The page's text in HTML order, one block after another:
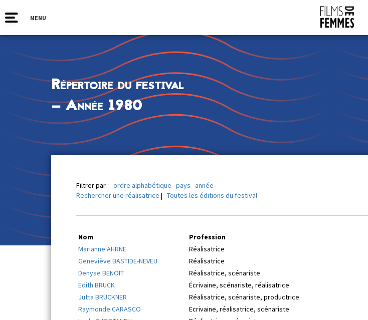
MENU
Répertoire du festival
— Année 1980
Filtrer par : ordre alphabétique pays année
Rechercher une réalisatrice | Toutes les éditions du festival
Nom Profession
Marianne AHRNE
Réalisatrice
Geneviève BASTIDE-NEVEU
Réalisatrice
Denyse BENOIT
Réalisatrice, scénariste
Edith BRUCK
Écrivaine, scénariste, réalisatrice
Jutta BRÜCKNER
Réalisatrice, scénariste, productrice
Raymonde CARASCO
Ecrivaine, réalisatrice, scénariste